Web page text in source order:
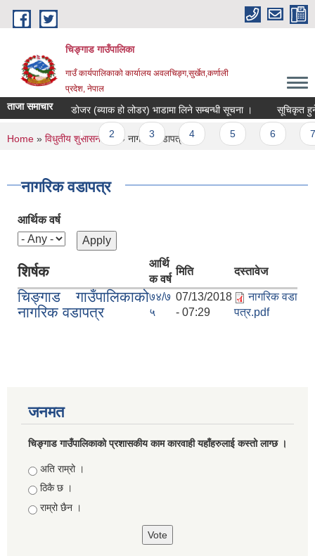
Skip to main content
चिङ्गाड गाउँपालिका
गाउँ कार्यपालिकाको कार्यालय अवलचिङ्ग,सुर्खेत,कर्णाली
प्रदेश, नेपाल
ताजा समाचार डोजर (ब्याक हो लोडर) भाडामा लिने सम्बन्धी सूचना । सूचिकृत हुने
Pages
1 2 3 4
You are here
Home » विधुतीय शुसासन सेवा » नागरिक वडापत्र
नागरिक वडापत्र
आर्थिक वर्ष
शिर्षक
आर्थि
क वर्ष
मिति दस्तावेज
चिङ्गाड गाउँपालिकाको
नागरिक वडापत्र
७४/७
५
07/13/2018
- 07:29
नागरिक वडा
पत्र.pdf
जनमत
चिङ्गाड गाउँपालिकाको प्रशासकीय काम कारवाही यहाँहरुलाई कस्तो लाग्छ ।
Choices
अति राम्रो ।
ठिकै छ ।
राम्रो छैन ।